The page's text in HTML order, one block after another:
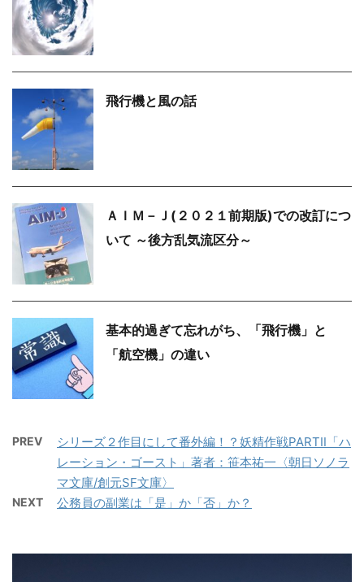
飛行機と風の話
ＡＩＭ－Ｊ(２０２１前期版)での改訂につ
いて ～後方乱気流区分～
基本的過ぎて忘れがち、「飛行機」と
「航空機」の違い
PREV
シリーズ２作目にして番外編！？妖精作戦PARTⅡ「ハ
レーション・ゴースト」著者：笹本祐一〈朝日ソノラ
マ文庫/創元SF文庫〉
NEXT 公務員の副業は「是」か「否」か？